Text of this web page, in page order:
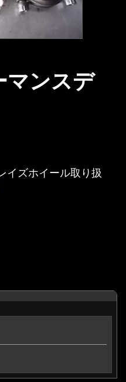
マンスデ
イズホイール取り扱